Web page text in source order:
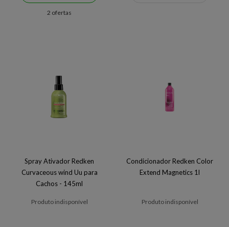
2 ofertas
Spray Ativador Redken
Curvaceous wind Uu para
Cachos - 145ml
Produto indisponível
Condicionador Redken Color
Extend Magnetics 1l
Produto indisponível